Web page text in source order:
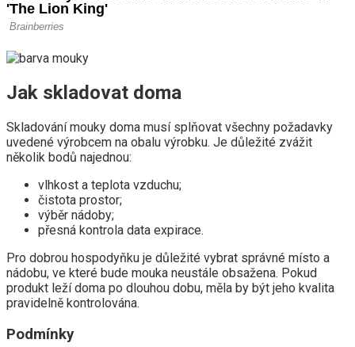
Jak skladovat doma
Skladování mouky doma musí splňovat všechny požadavky
uvedené výrobcem na obalu výrobku. Je důležité zvážit
několik bodů najednou:
vlhkost a teplota vzduchu;
čistota prostor;
výběr nádoby;
přesná kontrola data expirace.
Pro dobrou hospodyňku je důležité vybrat správné místo a
nádobu, ve které bude mouka neustále obsažena. Pokud
produkt leží doma po dlouhou dobu, měla by být jeho kvalita
pravidelně kontrolována.
Podmínky